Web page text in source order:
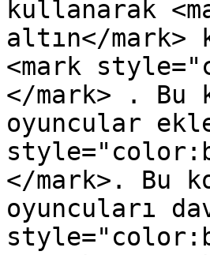
kullanarak
altın</mark>
<mark
</mark> . Bu
oyuncular
</mark>. Bu
oyuncuları